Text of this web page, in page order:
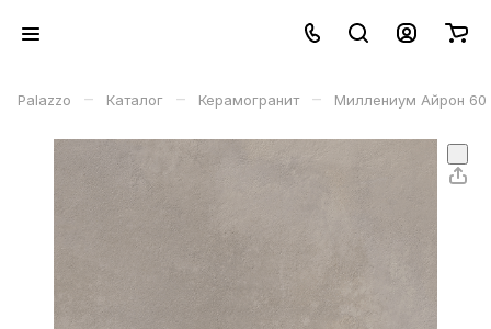
Palazzo – Каталог – Керамогранит – Миллениум Айрон 60